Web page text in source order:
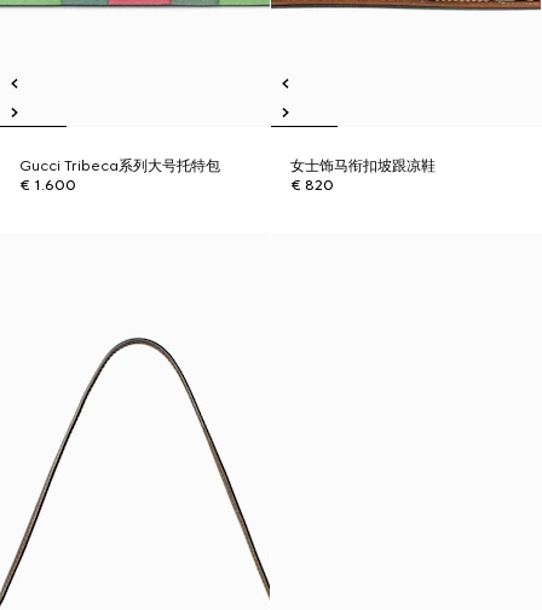
Gucci Tribeca系列大号托特包
€ 1.600
女士饰马衔扣坡跟凉鞋
€ 820